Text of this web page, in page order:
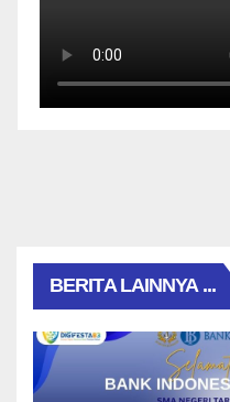
BERITA LAINNYA ...